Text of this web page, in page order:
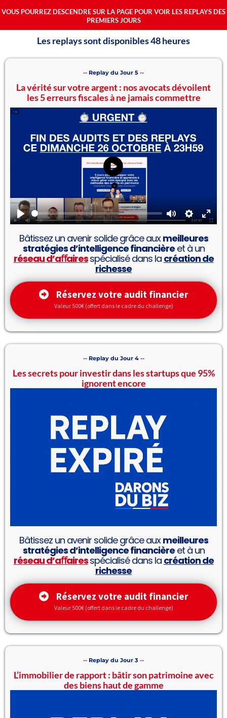
VOUS POURREZ DESCENDRE SUR LA PAGE POUR VOIR LES REPLAYS DES
PREMIERS JOURS
Les replays sont disponibles 48 heures
-- Replay du Jour 5 --
La vérité sur votre argent : nos avocats dévoilent
les 5 erreurs fiscales à ne jamais commettre
Play MuteSettings
Bâtissez un avenir solide grâce auxmeilleures
stratégies d’intelligence financièreet à un
réseau d’aﬀairesspécialisé dans la création de
richesse
Réservez votre audit financier
Valeur 500€ (offert dans le cadre du challenge)
-- Replay du Jour 4 --
Les secrets pour investir dans les startups que 95%
ignorent encore
Bâtissez un avenir solide grâce auxmeilleures
stratégies d’intelligence financièreet à un
réseau d’aﬀairesspécialisé dans la création de
richesse
Réservez votre audit financier
Valeur 500€ (offert dans le cadre du challenge)
-- Replay du Jour 3 --
L’immobilier de rapport : bâtir son patrimoine avec
des biens haut de gamme